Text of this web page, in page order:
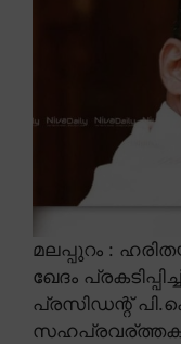
മലപ്പുറം :
ഖേദം
പ്രസിഡന്റ്